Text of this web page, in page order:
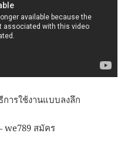
ารใช้งานแบบลงลึก
สมัคร